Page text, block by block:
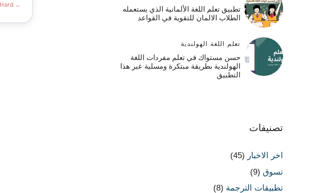
← Hard
تطبيق تعلم اللغة الألمانية الذي يستعمله
الطلاب الالمان للتقوية في القواعد
تعلم اللغة الهولندية
حسن مستواك في تعلم مفردات اللغة
الهولندية بطريقة مبتكرة ومسلية عبر هذا
التطبيق
تصنيفات
اخر الاخبار (45)
تسوق (9)
تطبيقات الترجمة (8)